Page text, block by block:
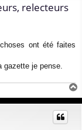
relecteurs
ont été faites
gazette je pense.
a
u